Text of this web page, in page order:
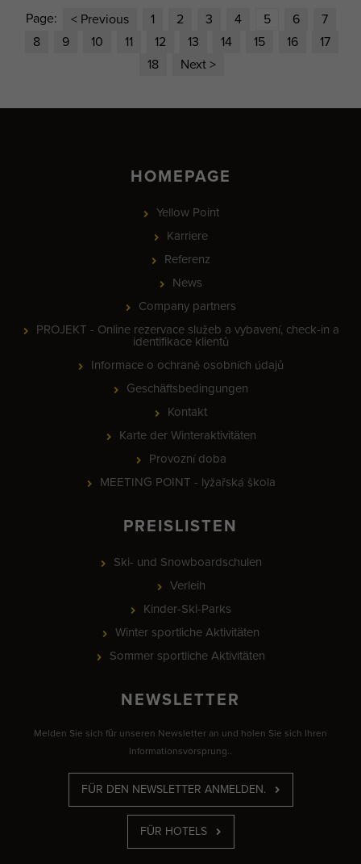
Page: < Previous 1 2 3 4 5 6
7
8
9 10 11 12 13 14 15 16
17
18
Next >
HOMEPAGE
Yellow Point
Karriere
Referenz
News
Company partners
PROJEKT - Online rezervace služeb a vybavení, check-in a
identifikace klientů
Informace o ochraně osobních údajů
Geschäftsbedingungen
Kontakt
Karte der Winteraktivitäten
Provozní doba
MEETING POINT - lyžařská škola
PREISLISTEN
Ski- und Snowboardschulen
Verleih
Kinder-Ski-Parks
Winter sportliche Aktivitäten
Sommer sportliche Aktivitäten
NEWSLETTER
Melden Sie sich für unseren Newsletter an und holen Sie sich Ihren
Informationsvorsprung..
FÜR DEN NEWSLETTER ANMELDEN.
FÜR HOTELS